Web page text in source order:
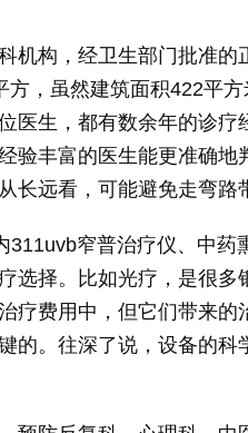
机构，经卫生部门批准的
，虽然建筑面积422平
医生，都有数余年的诊疗
验丰富的医生能更准确地
远看，可能避免走弯路
窄普治疗仪、中药
选择。比如光疗，是很多
疗费用中，但它们带来的
的。往深了说，设备的科